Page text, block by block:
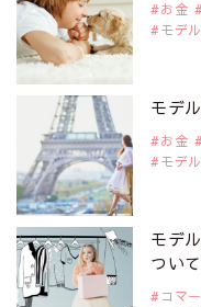
2019年9月29日
是非ご覧ください。
注目モデル 松川 来海さん
2019年9月29日
注目モデルを1名追加いた
是非ご覧ください。
注目モデル 中条あやみさ
お金
モデ
モデ
お金
モデ
モデ
ついて
コマ